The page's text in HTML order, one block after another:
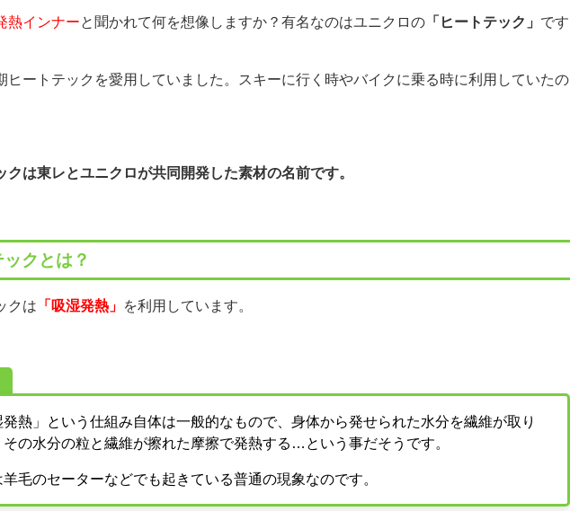
熱インナー と聞かれて何を想像しますか？有名なのはユニクロの 「ヒートテック」 です
ヒートテックを愛用していました。スキーに行く時やバイクに乗る時に利用していたの
クは東レとユニクロが共同開発した素材の名前です。
ックとは？
クは 「吸湿発熱」 を利用しています。
発熱」という仕組み自体は一般的なもので、身体から発せられた水分を繊維が取り
その水分の粒と繊維が擦れた摩擦で発熱する…という事だそうです。
羊毛のセーターなどでも起きている普通の現象なのです。